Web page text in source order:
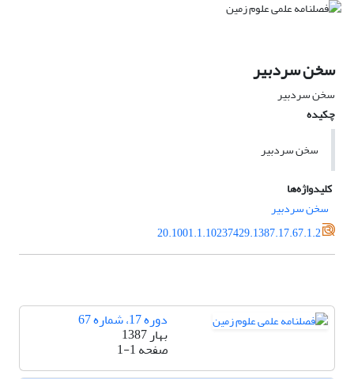
سخن سردبیر
سخن سردبیر
چکیده
سخن سردبیر
کلیدواژه‌ها
سخن سردبیر
20.1001.1.10237429.1387.17.67.1.2
دوره 17، شماره 67
بهار 1387
صفحه1-1